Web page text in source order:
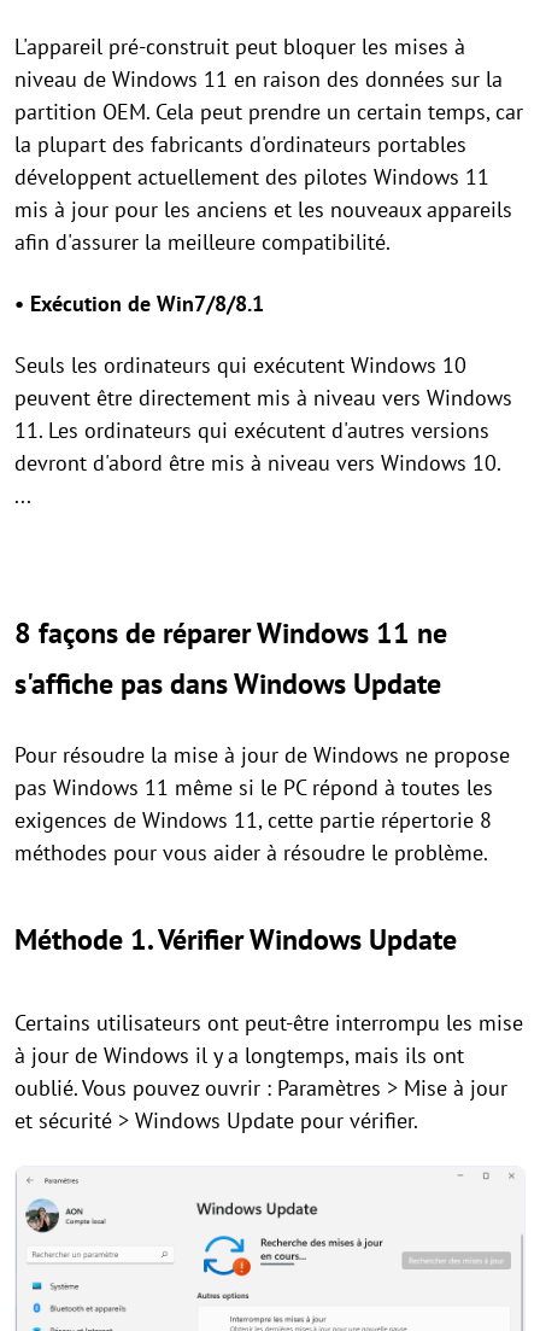
L'appareil pré-construit peut bloquer les mises à
niveau de Windows 11 en raison des données sur la
partition OEM. Cela peut prendre un certain temps, car
la plupart des fabricants d'ordinateurs portables
développent actuellement des pilotes Windows 11
mis à jour pour les anciens et les nouveaux appareils
afin d'assurer la meilleure compatibilité.
• Exécution de Win7/8/8.1
Seuls les ordinateurs qui exécutent Windows 10
peuvent être directement mis à niveau vers Windows
11. Les ordinateurs qui exécutent d'autres versions
devront d'abord être mis à niveau vers Windows 10.
...
8 façons de réparer Windows 11 ne
s'affiche pas dans Windows Update
Pour résoudre la mise à jour de Windows ne propose
pas Windows 11 même si le PC répond à toutes les
exigences de Windows 11, cette partie répertorie 8
méthodes pour vous aider à résoudre le problème.
Méthode 1. Vérifier Windows Update
Certains utilisateurs ont peut-être interrompu les mise
à jour de Windows il y a longtemps, mais ils ont
oublié. Vous pouvez ouvrir : Paramètres > Mise à jour
et sécurité > Windows Update pour vérifier.